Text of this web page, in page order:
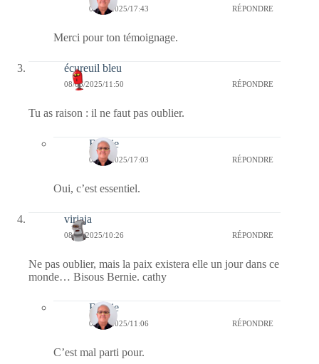
08/05/2025/17:43 RÉPONDRE
Merci pour ton témoignage.
écureuil bleu
08/05/2025/11:50 RÉPONDRE
Tu as raison : il ne faut pas oublier.
Bernie
08/05/2025/17:03 RÉPONDRE
Oui, c’est essentiel.
virjaja
08/05/2025/10:26 RÉPONDRE
Ne pas oublier, mais la paix existera elle un jour dans ce
monde… Bisous Bernie. cathy
Bernie
08/05/2025/11:06 RÉPONDRE
C’est mal parti pour.